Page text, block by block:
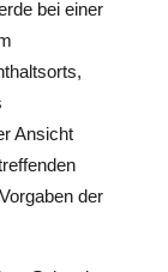
bei einer
Ansicht
der